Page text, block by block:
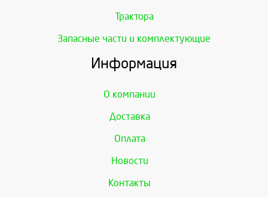
Трактора
Запасные части и комплектующие
Информация
О компании
Доставка
Оплата
Новости
Контакты